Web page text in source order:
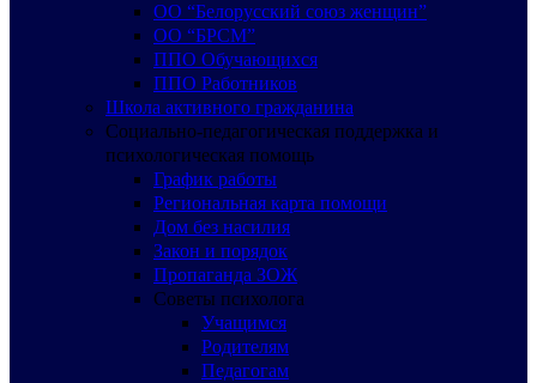
ОО “Белорусский союз женщин”
ОО “БРСМ”
ППО Обучающихся
ППО Работников
Школа активного гражданина
Социально-педагогическая поддержка и
психологическая помощь
График работы
Региональная карта помощи
Дом без насилия
Закон и порядок
Пропаганда ЗОЖ
Советы психолога
Учащимся
Родителям
Педагогам